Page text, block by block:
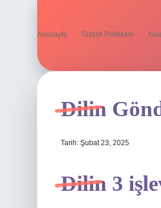
Anasayfa Gizlilik Politikası
Dilin
Tarih: Şubat 23, 2025
Dilin 3